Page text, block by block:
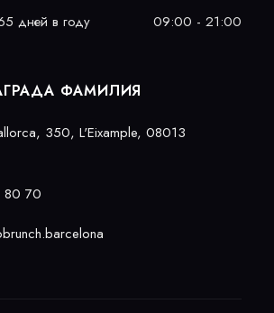
дней в году 09:00 - 21:00
ФАМИЛИЯ
350, L'Eixample, 08013
80 70